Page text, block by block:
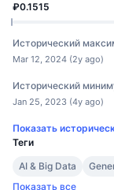
₽0.1515
Исторический
Mar 12, 2024 (2y ago)
Исторический
Jan 25, 2023 (4y ago)
Показать
Теги
AI & Big Data
Показать все